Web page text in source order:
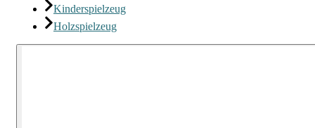
Kinderspielzeug
Holzspielzeug